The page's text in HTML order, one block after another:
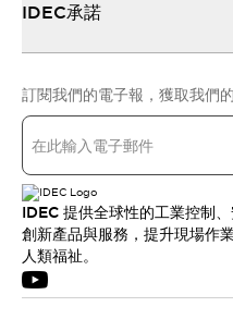
IDEC承諾
訂閱我們的電子報，獲取我們
IDEC 提供全球性的工業控制
創新產品與服務，提升現場作
人類福祉。